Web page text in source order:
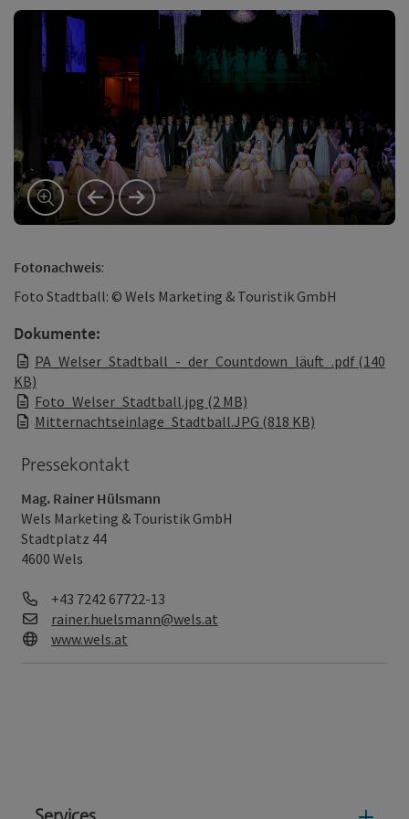
vorheriges Element
nächstes Element
Fotonachweis:
Foto Stadtball: © Wels Marketing & Touristik GmbH
Dokumente:
PA_Welser_Stadtball_-_der_Countdown_läuft_.pdf (140
KB)
Foto_Welser_Stadtball.jpg (2 MB)
Mitternachtseinlage_Stadtball.JPG (818 KB)
Pressekontakt
Mag. Rainer Hülsmann
Wels Marketing & Touristik GmbH
Stadtplatz 44
4600 Wels
Telefon
+43 7242 67722-13
E-Mail
rainer.huelsmann@wels.at
Web
www.wels.at